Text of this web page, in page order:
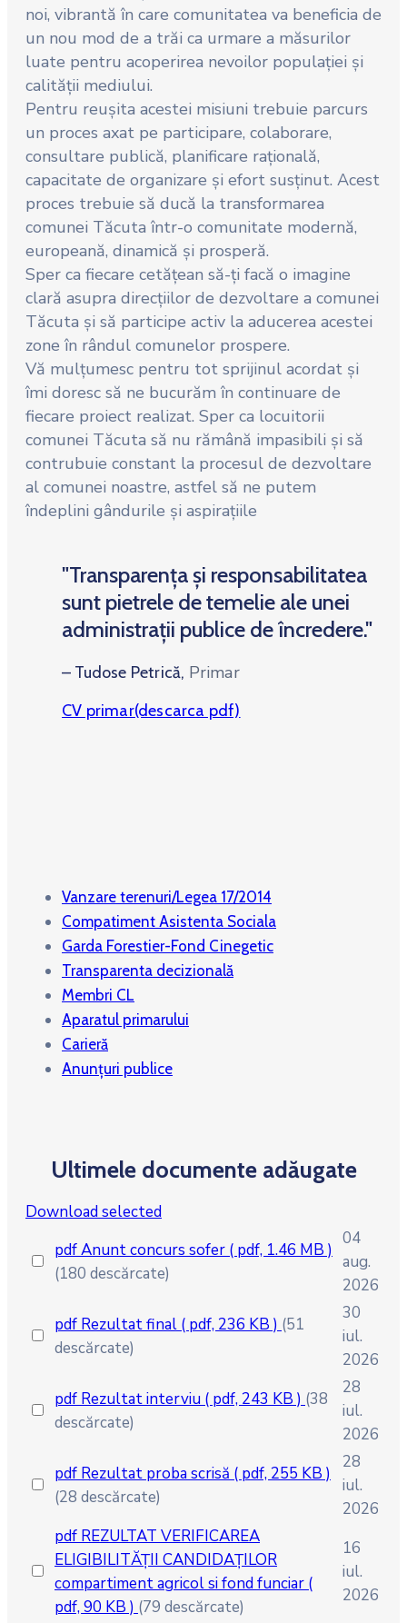
noi, vibrantă în care comunitatea va beneficia de
un nou mod de a trăi ca urmare a măsurilor
luate pentru acoperirea nevoilor populației și
calității mediului.
Pentru reușita acestei misiuni trebuie parcurs
un proces axat pe participare, colaborare,
consultare publică, planificare rațională,
capacitate de organizare și efort susținut. Acest
proces trebuie să ducă la transformarea
comunei Tăcuta într-o comunitate modernă,
europeană, dinamică și prosperă.
Sper ca fiecare cetățean să-ți facă o imagine
clară asupra direcțiilor de dezvoltare a comunei
Tăcuta și să participe activ la aducerea acestei
zone în rândul comunelor prospere.
Vă mulțumesc pentru tot sprijinul acordat și
îmi doresc să ne bucurăm în continuare de
fiecare proiect realizat. Sper ca locuitorii
comunei Tăcuta să nu rămână impasibili și să
contrubuie constant la procesul de dezvoltare
al comunei noastre, astfel să ne putem
îndeplini gândurile și aspirațiile
"Transparența și responsabilitatea
sunt pietrele de temelie ale unei
administrații publice de încredere."
– Tudose Petrică, Primar
CV primar(descarca pdf)
Vanzare terenuri/Legea 17/2014
Compatiment Asistenta Sociala
Garda Forestier-Fond Cinegetic
Transparenta decizională
Membri CL
Aparatul primarului
Carieră
Anunțuri publice
Ultimele documente adăugate
Download selected
pdfAnunt concurs sofer ( pdf, 1.46 MB )
(180 descărcate)
04
aug.
2026
pdf Rezultat final ( pdf, 236 KB ) (51
descărcate)
30
iul.
2026
pdf Rezultat interviu ( pdf, 243 KB ) (38
descărcate)
28
iul.
2026
pdf Rezultat proba scrisă ( pdf, 255 KB )
(28 descărcate)
28
iul.
2026
pdf REZULTAT VERIFICAREA
ELIGIBILITĂȚII CANDIDAȚILOR
compartiment agricol si fond funciar (
pdf, 90 KB ) (79 descărcate)
16
iul.
2026